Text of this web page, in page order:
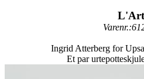
L'Art
Ingrid Atterberg for
Et par